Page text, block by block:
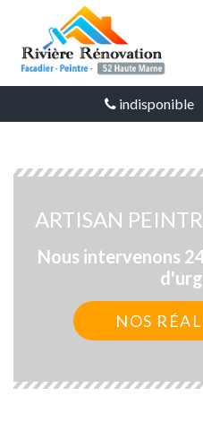
indisponible
ARTISAN
Nous intervenons
NOS